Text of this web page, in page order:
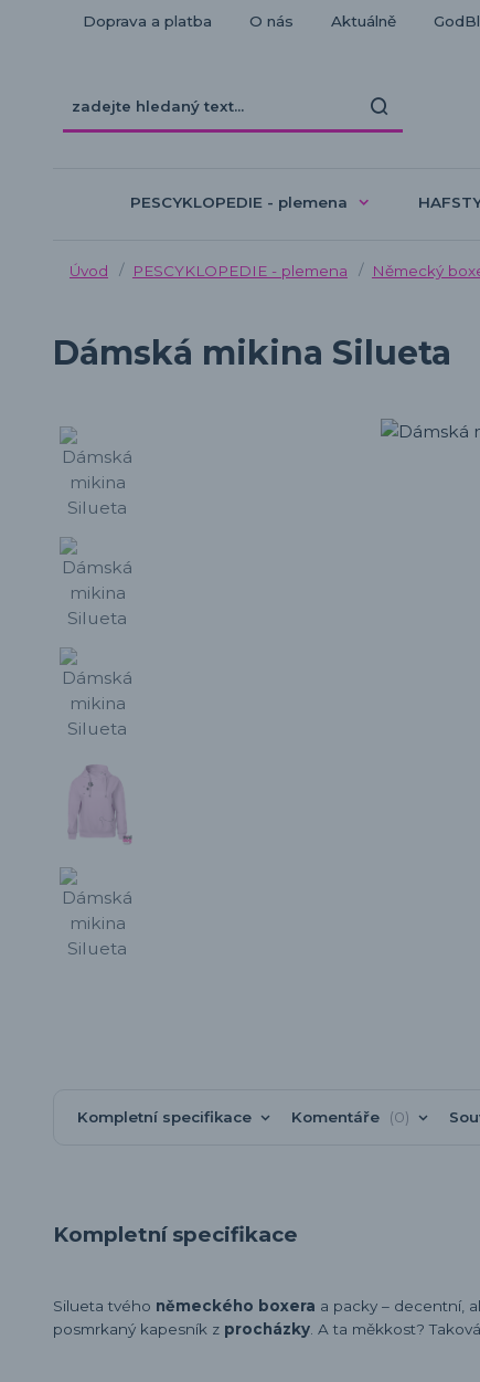
Doprava a platba O nás Aktuálně
PESCYKLOPEDIE - plemena
Úvod PESCYKLOPEDIE - plemena Německý
Dámská mikina Silueta
Kompletní specifikace Komentáře 0
Kompletní specifikace
Silueta tvého německého boxera a packy – decentní,
posmrkaný kapesník z procházky . A ta měkkost?